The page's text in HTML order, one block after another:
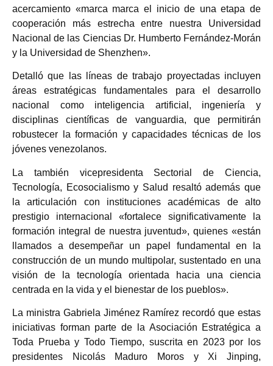
acercamiento «marca marca el inicio de una etapa de
cooperación más estrecha entre nuestra Universidad
Nacional de las Ciencias Dr. Humberto Fernández-Morán
y la Universidad de Shenzhen».
Detalló que las líneas de trabajo proyectadas incluyen
áreas estratégicas fundamentales para el desarrollo
nacional como inteligencia artificial, ingeniería y
disciplinas científicas de vanguardia, que permitirán
robustecer la formación y capacidades técnicas de los
jóvenes venezolanos.
La también vicepresidenta Sectorial de Ciencia,
Tecnología, Ecosocialismo y Salud resaltó además que
la articulación con instituciones académicas de alto
prestigio internacional «fortalece significativamente la
formación integral de nuestra juventud», quienes «están
llamados a desempeñar un papel fundamental en la
construcción de un mundo multipolar, sustentado en una
visión de la tecnología orientada hacia una ciencia
centrada en la vida y el bienestar de los pueblos».
La ministra Gabriela Jiménez Ramírez recordó que estas
iniciativas forman parte de la Asociación Estratégica a
Toda Prueba y Todo Tiempo, suscrita en 2023 por los
presidentes Nicolás Maduro Moros y Xi Jinping,